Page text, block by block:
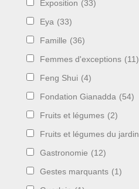
Exposition (33)
Eya (33)
Famille (36)
Femmes d'exceptions (11)
Feng Shui (4)
Fondation Gianadda (54)
Fruits et légumes (2)
Fruits et légumes du jardin
Gastronomie (12)
Gestes marquants (1)